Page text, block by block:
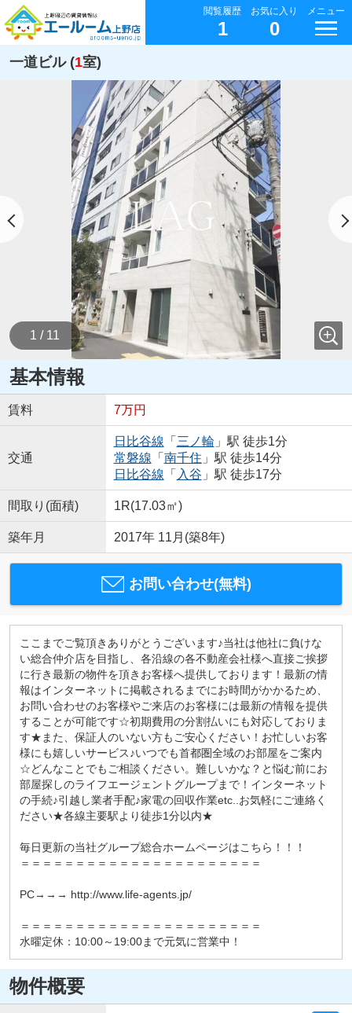
閲覧履歴
1
お気に入り
0
メニュー
一道ビル (1室)
1 / 11
基本情報
賃料 7万円
交通
日比谷線 「 三ノ輪」駅 徒歩1分
常磐線 「 南千住 」駅 徒歩14分
日比谷線 「 入谷 」駅 徒歩17分
間取り(面積) 1R(17.03㎡)
築年月 2017年 11月(築8年)
お問い合わせ(無料)
ここまでご覧頂きありがとうございます♪当社は他社に負けな
い総合仲介店を目指し、各沿線の各不動産会社様へ直接ご挨拶
に行き最新の物件を頂きお客様へ提供しております！最新の情
報はインターネットに掲載されるまでにお時間がかかるため、
お問い合わせのお客様やご来店のお客様には最新の情報を提供
することが可能です☆初期費用の分割払いにも対応しておりま
す★また、保証人のいない方もご安心ください！お忙しいお客
様にも嬉しいサービス♪いつでも首都圏全域のお部屋をご案内
☆どんなことでもご相談ください。難しいかな？と悩む前にお
部屋探しのライフエージェントグループまで！インターネット
の手続♪引越し業者手配♪家電の回収作業etc..お気軽にご連絡く
ださい★各線主要駅より徒歩1分以内★
毎日更新の当社グループ総合ホームページはこちら！！！
＝＝＝＝＝＝＝＝＝＝＝＝＝＝＝＝＝＝＝＝＝＝
PC→→→ http://www.life-agents.jp/
＝＝＝＝＝＝＝＝＝＝＝＝＝＝＝＝＝＝＝＝＝＝
水曜定休：10:00～19:00まで元気に営業中！
物件概要